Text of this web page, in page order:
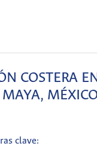
COSTERA
clave: